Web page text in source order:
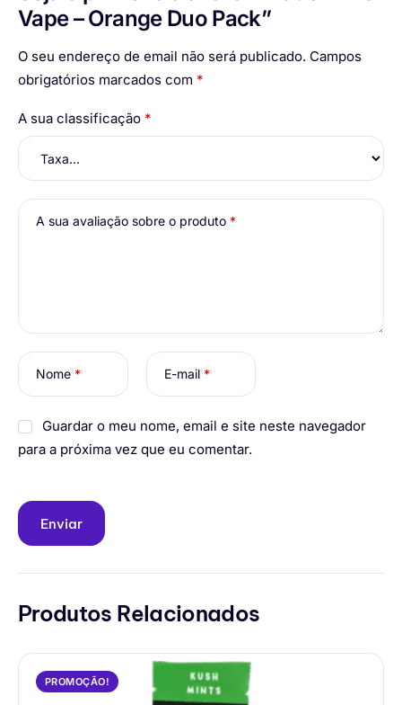
Vape – Orange Duo Pack”
O seu endereço de email não será publicado. Campos
obrigatórios marcados com *
A sua classificação *
A sua avaliação sobre o produto *
Nome * E-mail *
Guardar o meu nome, email e site neste navegador
para a próxima vez que eu comentar.
Produtos Relacionados
PROMOÇÃO!